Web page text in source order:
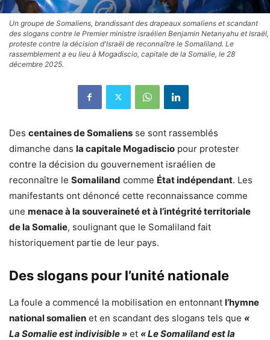
Un groupe de Somaliens, brandissant des drapeaux somaliens et scandant
des slogans contre le Premier ministre israélien Benjamin Netanyahu et Israël,
proteste contre la décision d'Israël de reconnaître le Somaliland. Le
rassemblement a eu lieu à Mogadiscio, capitale de la Somalie, le 28
décembre 2025.
Des centaines de Somaliens se sont rassemblés
dimanche dans la capitale Mogadiscio pour protester
contre la décision du gouvernement israélien de
reconnaître le Somaliland comme État indépendant. Les
manifestants ont dénoncé cette reconnaissance comme
une menace à la souveraineté et à l’intégrité territoriale
de la Somalie, soulignant que le Somaliland fait
historiquement partie de leur pays.
Des slogans pour l’unité nationale
La foule a commencé la mobilisation en entonnant l’hymne
national somalien et en scandant des slogans tels que «
La Somalie est indivisible » et « Le Somaliland est la